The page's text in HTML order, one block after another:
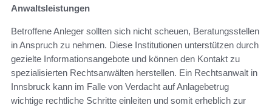
Anwaltsleistungen
Betroffene Anleger sollten sich nicht scheuen, Beratungsstellen
in Anspruch zu nehmen. Diese Institutionen unterstützen durch
gezielte Informationsangebote und können den Kontakt zu
spezialisierten Rechtsanwälten herstellen. Ein Rechtsanwalt in
Innsbruck kann im Falle von Verdacht auf Anlagebetrug
wichtige rechtliche Schritte einleiten und somit erheblich zur